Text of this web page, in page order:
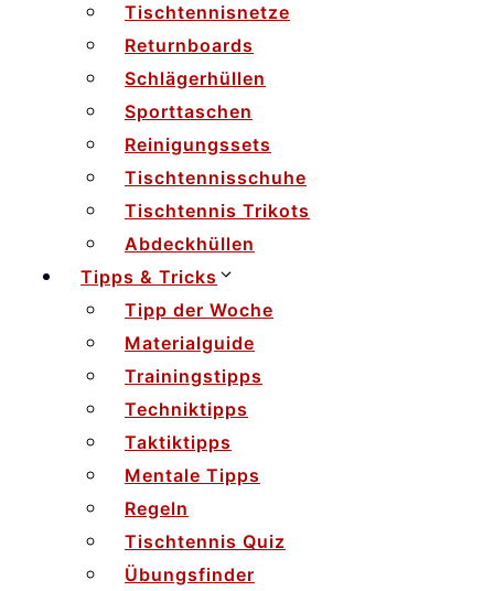
Tischtennisnetze
Returnboards
Schlägerhüllen
Sporttaschen
Reinigungssets
Tischtennisschuhe
Tischtennis Trikots
Abdeckhüllen
Tipps & Tricks
Tipp der Woche
Materialguide
Trainingstipps
Techniktipps
Taktiktipps
Mentale Tipps
Regeln
Tischtennis Quiz
Übungsfinder